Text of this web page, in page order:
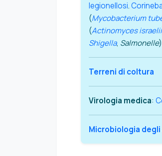
legionellosi.
(Mycobacterium
(Actinomyces israelii
Shigella, Salmonelle
Terreni di coltura
Virologia medica:
Microbiologia